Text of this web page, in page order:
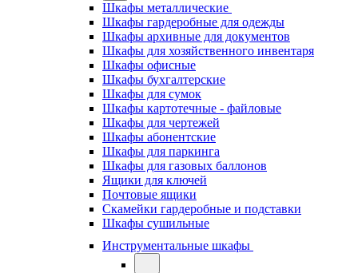
Шкафы металлические
Шкафы гардеробные для одежды
Шкафы архивные для документов
Шкафы для хозяйственного инвентаря
Шкафы офисные
Шкафы бухгалтерские
Шкафы для сумок
Шкафы картотечные - файловые
Шкафы для чертежей
Шкафы абонентские
Шкафы для паркинга
Шкафы для газовых баллонов
Ящики для ключей
Почтовые ящики
Скамейки гардеробные и подставки
Шкафы сушильные
Инструментальные шкафы